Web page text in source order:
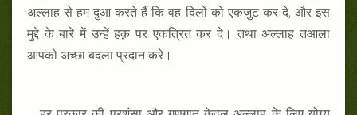
अल्लाह से हम दुआ करते हैं कि वह दिलों को एकजुट कर दे, और इस
मुद्दे के बारे में उन्हें हक़ पर एकत्रित कर दे। तथा अल्लाह तआला
आपको अच्छा बदला प्रदान करे।